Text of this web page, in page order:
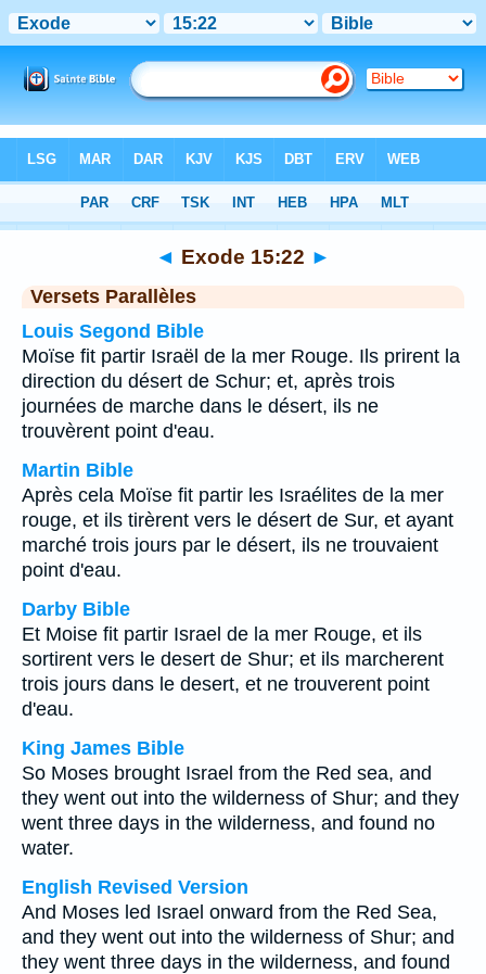
Chapitre 15> Verset 22
◄ Exode 15:22 ►
Versets Parallèles
Louis Segond Bible
Moïse fit partir Israël de la mer Rouge. Ils prirent la
direction du désert de Schur; et, après trois
journées de marche dans le désert, ils ne
trouvèrent point d'eau.
Martin Bible
Après cela Moïse fit partir les Israélites de la mer
rouge, et ils tirèrent vers le désert de Sur, et ayant
marché trois jours par le désert, ils ne trouvaient
point d'eau.
Darby Bible
Et Moise fit partir Israel de la mer Rouge, et ils
sortirent vers le desert de Shur; et ils marcherent
trois jours dans le desert, et ne trouverent point
d'eau.
King James Bible
So Moses brought Israel from the Red sea, and
they went out into the wilderness of Shur; and they
went three days in the wilderness, and found no
water.
English Revised Version
And Moses led Israel onward from the Red Sea,
and they went out into the wilderness of Shur; and
they went three days in the wilderness, and found